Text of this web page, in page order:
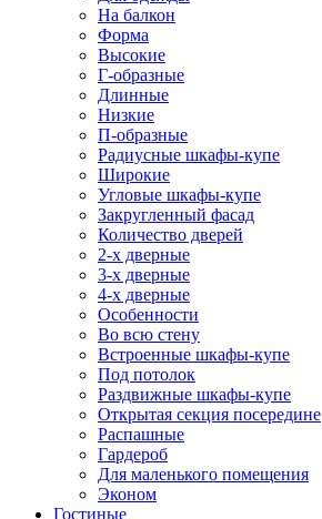
На балкон
Форма
Высокие
Г-образные
Длинные
Низкие
П-образные
Радиусные шкафы-купе
Широкие
Угловые шкафы-купе
Закругленный фасад
Количество дверей
2-х дверные
3-х дверные
4-х дверные
Особенности
Во всю стену
Встроенные шкафы-купе
Под потолок
Раздвижные шкафы-купе
Открытая секция посередине
Распашные
Гардероб
Для маленького помещения
Эконом
Гостиные